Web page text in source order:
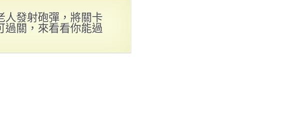
人發射砲彈，將關卡
過關，來看看你能過